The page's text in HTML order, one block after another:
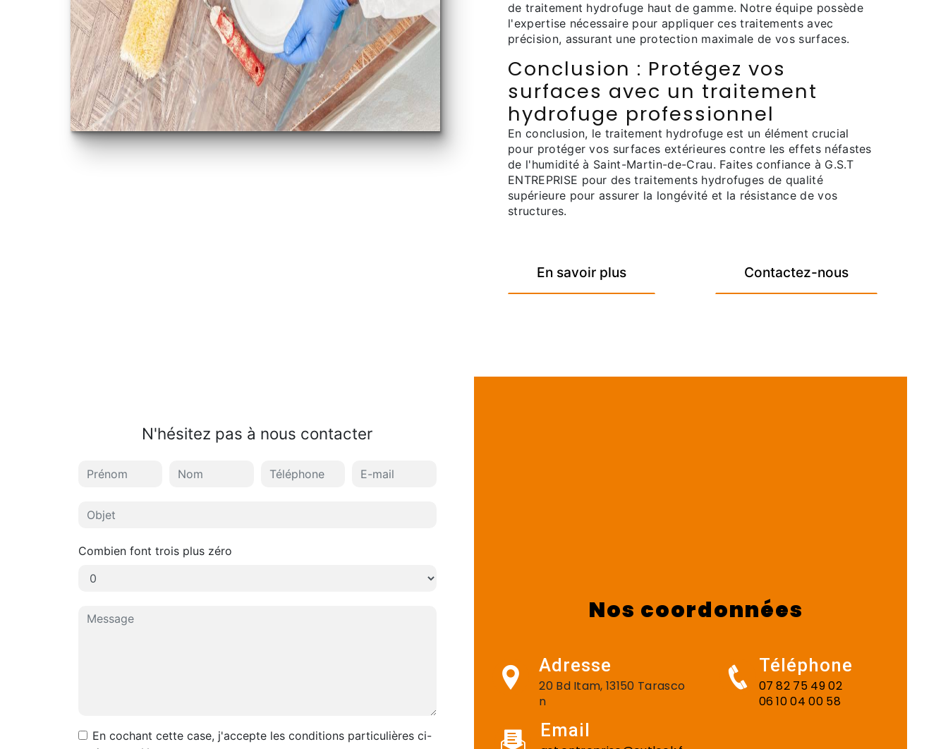
de traitement hydrofuge haut de gamme. Notre équipe possède
l'expertise nécessaire pour appliquer ces traitements avec
précision, assurant une protection maximale de vos surfaces.
Conclusion : Protégez vos
surfaces avec un traitement
hydrofuge professionnel
En conclusion, le traitement hydrofuge est un élément crucial
pour protéger vos surfaces extérieures contre les effets néfastes
de l'humidité à Saint-Martin-de-Crau. Faites confiance à G.S.T
ENTREPRISE pour des traitements hydrofuges de qualité
supérieure pour assurer la longévité et la résistance de vos
structures.
En savoir plus Contactez-nous
N'hésitez pas à nous contacter
Combien font trois plus zéro
En cochant cette case, j'accepte les conditions particulières ci-
Nos coordonnées
Adresse
20 Bd Itam, 13150 Tarasco
n
Téléphone
07 82 75 49 02
06 10 04 00 58
Email